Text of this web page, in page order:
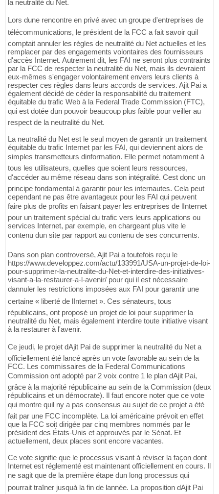
la neutralité du Net.
Lors dune rencontre en privé avec un groupe d'entreprises de
télécommunications, le président de la FCC a fait savoir quil
comptait annuler les règles de neutralité du Net actuelles et les
remplacer par des engagements volontaires des fournisseurs
d'accès Internet. Autrement dit, les FAI ne seront plus contraints
par la FCC de respecter la neutralité du Net, mais ils devraient
eux-mêmes s'engager volontairement envers leurs clients à
respecter ces règles dans leurs accords de services. Ajit Pai a
également décidé de céder la responsabilité du traitement
équitable du trafic Web à la Federal Trade Commission (FTC),
qui est dotée dun pouvoir beaucoup plus faible pour veiller au
respect de la neutralité du Net.
La neutralité du Net est le seul moyen de garantir un traitement
équitable du trafic Internet par les FAI, qui deviennent alors de
simples transmetteurs dinformation. Elle permet notamment à
tous les utilisateurs, quelles que soient leurs ressources,
d'accéder au même réseau dans son intégralité. Cest donc un
principe fondamental à garantir pour les internautes. Cela peut
cependant ne pas être avantageux pour les FAI qui peuvent
faire plus de profits en faisant payer les entreprises de lInternet
pour un traitement spécial du trafic vers leurs applications ou
services Internet, par exemple, en chargeant plus vite le
contenu dun site par rapport au contenu de ses concurrents.
Dans son plan controversé, Ajit Pai a toutefois reçu le
https://www.developpez.com/actu/133991/USA-un-projet-de-loi-
pour-supprimer-la-neutralite-du-Net-et-interdire-des-initiatives-
visant-a-la-restaurer-a-l-avenir/ pour qui il est nécessaire
dannuler les restrictions imposées aux FAI pour garantir une
certaine « liberté de lInternet ». Ces sénateurs, tous
républicains, ont proposé un projet de loi pour supprimer la
neutralité du Net, mais également interdire toute initiative visant
à la restaurer à l'avenir.
Ce jeudi, le projet dAjit Pai de supprimer la neutralité du Net a
officiellement été lancé après un vote favorable au sein de la
FCC. Les commissaires de la Federal Communications
Commission ont adopté par 2 voix contre 1 le plan dAjit Pai,
grâce à la majorité républicaine au sein de la Commission (deux
républicains et un démocrate). Il faut encore noter que ce vote
qui montre quil ny a pas consensus au sujet de ce projet a été
fait par une FCC incomplète. La loi américaine prévoit en effet
que la FCC soit dirigée par cinq membres nommés par le
président des États-Unis et approuvés par le Sénat. Et
actuellement, deux places sont encore vacantes.
Ce vote signifie que le processus visant à réviser la façon dont
Internet est réglementé est maintenant officiellement en cours. Il
ne sagit que de la première étape dun long processus qui
pourrait traîner jusquà la fin de lannée. La proposition dAjit Pai